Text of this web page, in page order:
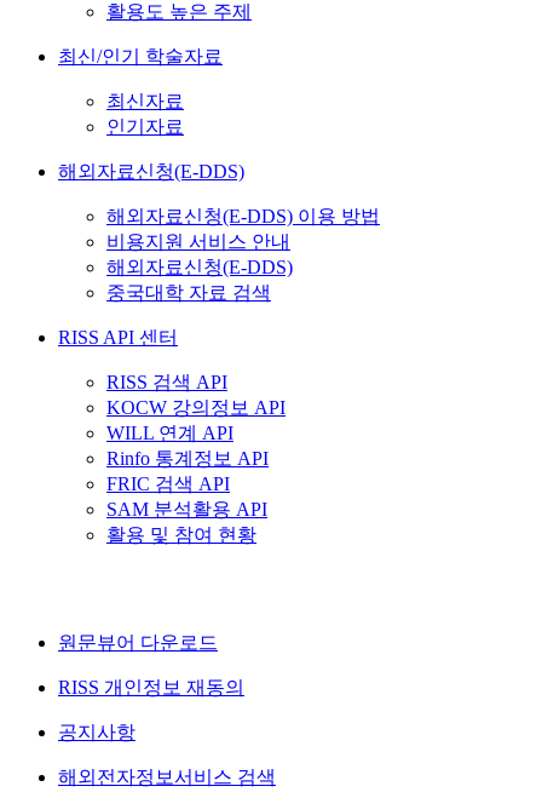
활용도 높은 주제
최신/인기 학술자료
최신자료
인기자료
해외자료신청(E-DDS)
해외자료신청(E-DDS) 이용 방법
비용지원 서비스 안내
해외자료신청(E-DDS)
중국대학 자료 검색
RISS API 센터
RISS 검색 API
KOCW 강의정보 API
WILL 연계 API
Rinfo 통계정보 API
FRIC 검색 API
SAM 분석활용 API
활용 및 참여 현황
원문뷰어 다운로드
RISS 개인정보 재동의
공지사항
해외전자정보서비스 검색